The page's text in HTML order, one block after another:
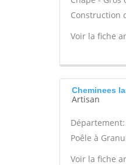
Construction
Voir la fiche
Cheminees
Artisan
Poêle à
Voir la fiche